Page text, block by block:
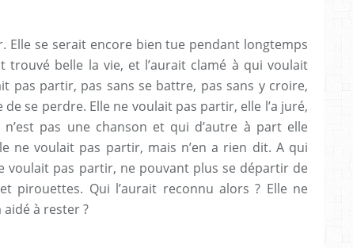
Elle se serait encore bien tue pendant longtemps
belle la vie, et l’aurait clamé à qui voulait
pas partir, pas sans se battre, pas sans y croire,
se perdre. Elle ne voulait pas partir, elle l’a juré,
pas une chanson et qui d’autre à part elle
ne voulait pas partir, mais n’en a rien dit. A qui
voulait pas partir, ne pouvant plus se départir de
pirouettes. Qui l’aurait reconnu alors ? Elle ne
aidé à rester ?